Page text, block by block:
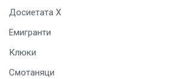
Досиетата Х
Емигранти
Клюки
Смотаняци